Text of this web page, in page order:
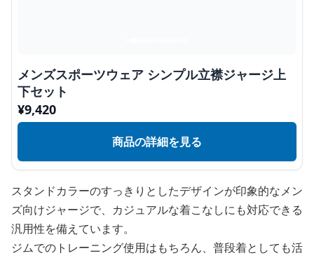
メンズスポーツウェア シンプル立襟ジャージ上
下セット
¥9,420
商品の詳細を見る
スタンドカラーのすっきりとしたデザインが印象的なメン
ズ向けジャージで、カジュアルな着こなしにも対応できる
汎用性を備えています。
ジムでのトレーニング使用はもちろん、普段着としても活